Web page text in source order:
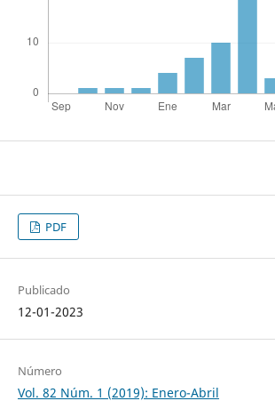
PDF
Publicado
12-01-2023
Número
Vol. 82 Núm. 1 (2019): Enero-Abril